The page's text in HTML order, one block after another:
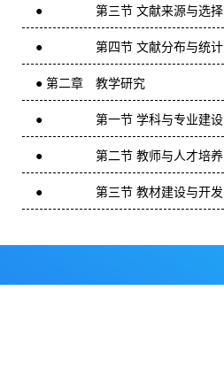
● 第三节 文献来源与选择
● 第四节 文献分布与统计
● 第二章 教学研究
● 第一节 学科与专业建设
● 第二节 教师与人才培养
● 第三节 教材建设与开发